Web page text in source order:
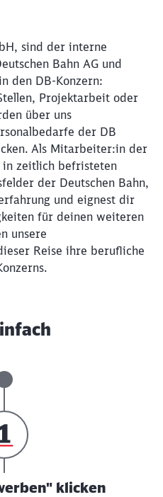
sind der interne
Bahn AG und
den DB-Konzern:
Projektarbeit oder
über uns
der DB
Als Mitarbeiter:in der
zeitlich befristeten
der Deutschen Bahn,
und eignest dir
für deinen weiteren
unsere
Reise ihre berufliche
klicken